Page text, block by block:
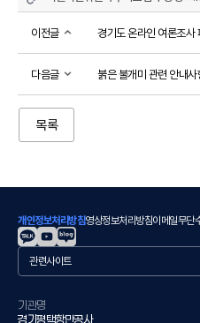
이전글 경기도 온라인 여론조사
다음글 붉은 불개미 관련 안내사
목록
개인정보처리방침영상정보처리방침이메일무단
관
련
이
기관명
경기평택항만공사